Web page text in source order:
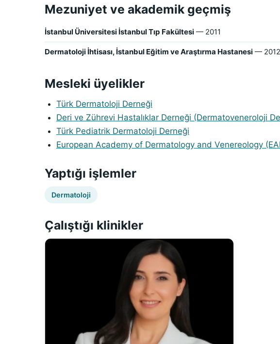
Mezuniyet ve akademik geçmiş
İstanbul Üniversitesi İstanbul Tıp Fakültesi — 2011
Dermatoloji İhtisası, İstanbul Eğitim ve Araştırma Hastanesi —
Mesleki üyelikler
Türk Dermatoloji Derneği
Deri ve Zührevi Hastalıklar Derneği (Dermatoveneroloji
Türk Pediatrik Dermatoloji Derneği
European Academy of Dermatology and Venereology
Yaptığı işlemler
Dermatoloji
Çalıştığı klinikler